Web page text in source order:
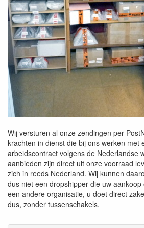
Wij versturen al onze zendingen per
krachten in dienst die bij ons werken met
arbeidscontract volgens de Nederlandse
aanbieden zijn direct uit onze voorraad
zich in reeds Nederland. Wij kunnen
dus niet een dropshipper die uw
een andere organisatie, u doet direct
dus, zonder tussenschakels.